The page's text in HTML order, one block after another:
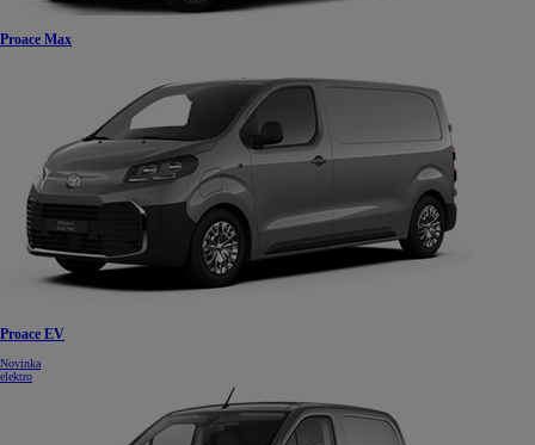
Proace Max
Proace EV
Novinka
elektro